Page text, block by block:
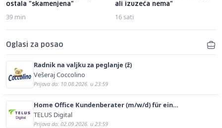
ostala "skamenjena"
39 min
ali izuzeća nema"
16 sati
Oglasi za posao
Radnik na valjku za peglanje (ž)
Vešeraj Coccolino
Prijava do: 10.08.2026. u 23:59
Home Office Kundenberater (m/w/d) für ein
renommiertes Schuhunternehmen
TELUS Digital
Prijava do: 02.09.2026. u 23:59